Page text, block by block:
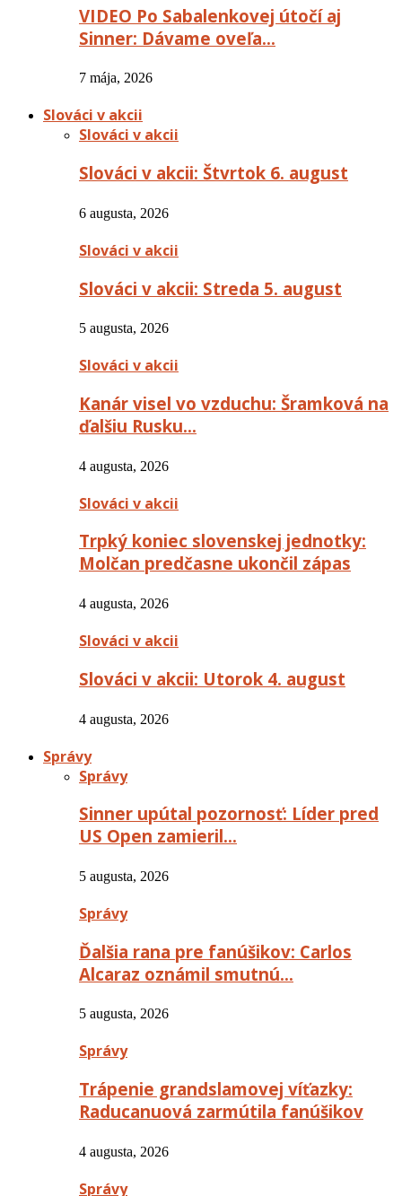
VIDEO Po Sabalenkovej útočí aj
Sinner: Dávame oveľa…
7 mája, 2026
Slováci v akcii
Slováci v akcii
Slováci v akcii: Štvrtok 6. august
6 augusta, 2026
Slováci v akcii
Slováci v akcii: Streda 5. august
5 augusta, 2026
Slováci v akcii
Kanár visel vo vzduchu: Šramková na
ďalšiu Rusku…
4 augusta, 2026
Slováci v akcii
Trpký koniec slovenskej jednotky:
Molčan predčasne ukončil zápas
4 augusta, 2026
Slováci v akcii
Slováci v akcii: Utorok 4. august
4 augusta, 2026
Správy
Správy
Sinner upútal pozornosť: Líder pred
US Open zamieril…
5 augusta, 2026
Správy
Ďalšia rana pre fanúšikov: Carlos
Alcaraz oznámil smutnú…
5 augusta, 2026
Správy
Trápenie grandslamovej víťazky:
Raducanuová zarmútila fanúšikov
4 augusta, 2026
Správy